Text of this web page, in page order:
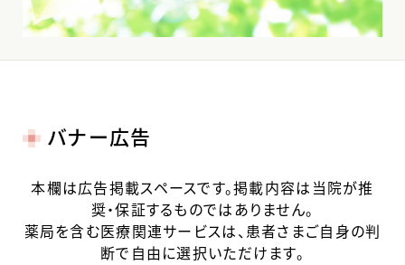
バナー広告
本欄は広告掲載スペースです。掲載内容は当院が推
奨・保証するものではありません。
薬局を含む医療関連サービスは、患者さまご自身の判
断で自由に選択いただけます。